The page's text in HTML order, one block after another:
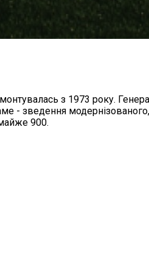
з 1973 року.
- зведення
900.